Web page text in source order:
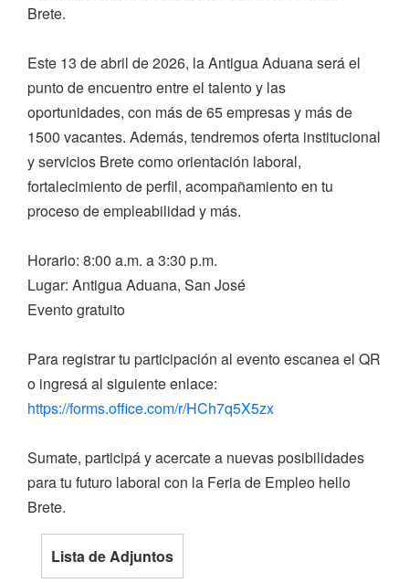
Brete.
Este 13 de abril de 2026, la Antigua Aduana será el
punto de encuentro entre el talento y las
oportunidades, con más de 65 empresas y más de
1500 vacantes. Además, tendremos oferta institucional
y servicios Brete como orientación laboral,
fortalecimiento de perfil, acompañamiento en tu
proceso de empleabilidad y más.
Horario: 8:00 a.m. a 3:30 p.m.
Lugar: Antigua Aduana, San José
Evento gratuito
Para registrar tu participación al evento escanea el QR
o ingresá al siguiente enlace:
https://forms.office.com/r/HCh7q5X5zx
Sumate, participá y acercate a nuevas posibilidades
para tu futuro laboral con la Feria de Empleo hello
Brete.
Lista de Adjuntos